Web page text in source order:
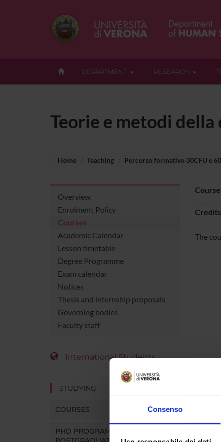
Consenso
DEPARTMENT RESEARCH
Teorie e metodi
Home Teaching Percorso formativo 30CFU e
Overview
Enrolment Policy
Courses
Academic Calendar
Lesson timetable
Degree Programme
Exam calendar
Notices
Thesis and internship proposals
Governing bodies
Faculty staff
International Students
STUDYING
COURSES
PHD PROGRAMMES AND
Credits
The